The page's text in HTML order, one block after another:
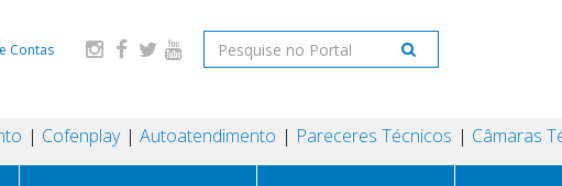
Contas
Cofenplay Autoatendimento Pareceres Técnicos Câmaras